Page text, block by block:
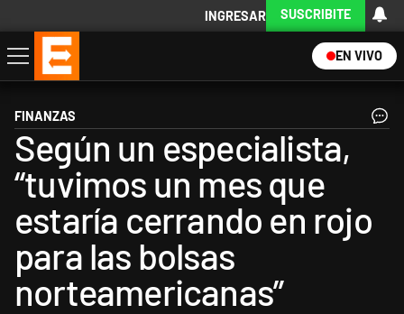
INGRESAR SUSCRIBITE
EN VIVO
Economía
Política
Internacional
Actualidad
Descargá la App
FINANZAS
Según un especialista,
“tuvimos un mes que
estaría cerrando en rojo
para las bolsas
norteamericanas”